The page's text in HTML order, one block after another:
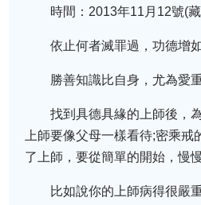
時間：2013年11月12號(
依止何者滅罪過，功德增
勝善知識比自身，尤為愛
找到具德具緣的上師後，
上師要像父母一樣看待;密乘
了上師，要從簡單的開始，慢
比如說你的上師病得很嚴